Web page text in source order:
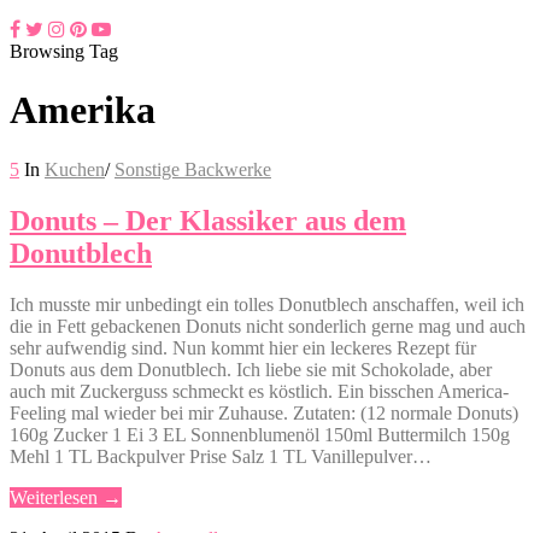
Browsing Tag
Amerika
5 In Kuchen/ Sonstige Backwerke
Donuts – Der Klassiker aus dem
Donutblech
Ich musste mir unbedingt ein tolles Donutblech anschaffen, weil ich
die in Fett gebackenen Donuts nicht sonderlich gerne mag und auch
sehr aufwendig sind. Nun kommt hier ein leckeres Rezept für
Donuts aus dem Donutblech. Ich liebe sie mit Schokolade, aber
auch mit Zuckerguss schmeckt es köstlich. Ein bisschen America-
Feeling mal wieder bei mir Zuhause. Zutaten: (12 normale Donuts)
160g Zucker 1 Ei 3 EL Sonnenblumenöl 150ml Buttermilch 150g
Mehl 1 TL Backpulver Prise Salz 1 TL Vanillepulver…
Weiterlesen →